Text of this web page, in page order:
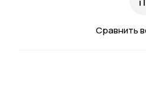
Сравнить